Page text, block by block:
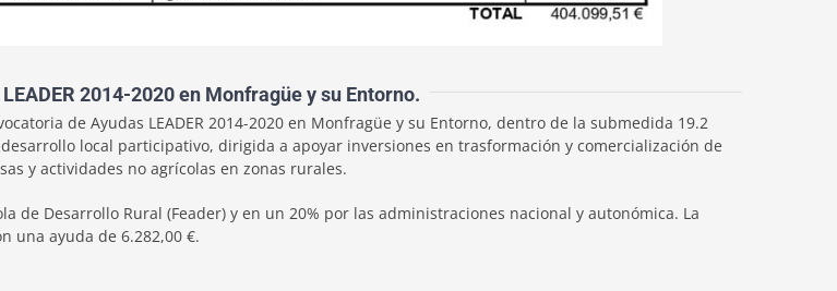
2014-2020 en Monfragüe y su Entorno.
de Ayudas LEADER 2014-2020 en Monfragüe y su Entorno, dentro de la submedida 19.2
local participativo, dirigida a apoyar inversiones en trasformación y comercialización de
y actividades no agrícolas en zonas rurales.
de Desarrollo Rural (Feader) y en un 20% por las administraciones nacional y autonómica. La
una ayuda de 6.282,00 €.